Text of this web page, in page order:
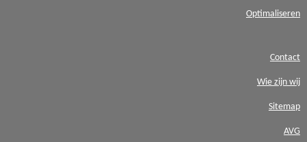
Optimaliseren
Contact
Wie zijn wij
Sitemap
AVG